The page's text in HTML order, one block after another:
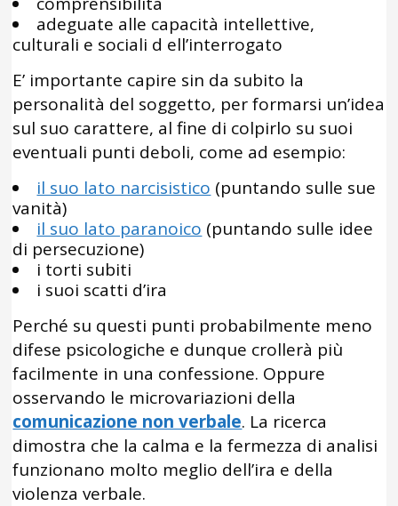
adeguate alle capacità intellettive,
culturali e sociali d ell’interrogato
E’ importante capire sin da subito la
personalità del soggetto, per formarsi un’idea
sul suo carattere, al fine di colpirlo su suoi
eventuali punti deboli, come ad esempio:
il suo lato narcisistico (puntando sulle sue
vanità)
il suo lato paranoico (puntando sulle idee
di persecuzione)
i torti subiti
i suoi scatti d’ira
Perché su questi punti probabilmente meno
difese psicologiche e dunque crollerà più
facilmente in una confessione. Oppure
osservando le microvariazioni della
comunicazione non verbale. La ricerca
dimostra che la calma e la fermezza di analisi
funzionano molto meglio dell’ira e della
violenza verbale.